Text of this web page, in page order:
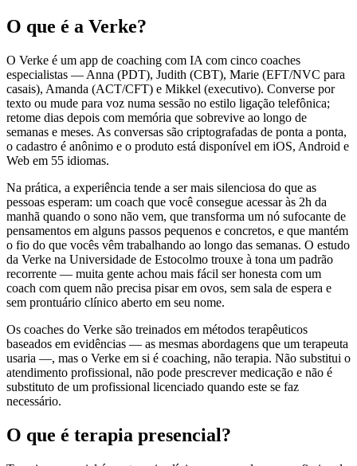
O que é a Verke?
O Verke é um app de coaching com IA com cinco coaches
especialistas — Anna (PDT), Judith (CBT), Marie (EFT/NVC para
casais), Amanda (ACT/CFT) e Mikkel (executivo). Converse por
texto ou mude para voz numa sessão no estilo ligação telefônica;
retome dias depois com memória que sobrevive ao longo de
semanas e meses. As conversas são criptografadas de ponta a ponta,
o cadastro é anônimo e o produto está disponível em iOS, Android e
Web em 55 idiomas.
Na prática, a experiência tende a ser mais silenciosa do que as
pessoas esperam: um coach que você consegue acessar às 2h da
manhã quando o sono não vem, que transforma um nó sufocante de
pensamentos em alguns passos pequenos e concretos, e que mantém
o fio do que vocês vêm trabalhando ao longo das semanas. O estudo
da Verke na Universidade de Estocolmo trouxe à tona um padrão
recorrente — muita gente achou mais fácil ser honesta com um
coach com quem não precisa pisar em ovos, sem sala de espera e
sem prontuário clínico aberto em seu nome.
Os coaches do Verke são treinados em métodos terapêuticos
baseados em evidências — as mesmas abordagens que um terapeuta
usaria —, mas o Verke em si é coaching, não terapia. Não substitui o
atendimento profissional, não pode prescrever medicação e não é
substituto de um profissional licenciado quando este se faz
necessário.
O que é terapia presencial?